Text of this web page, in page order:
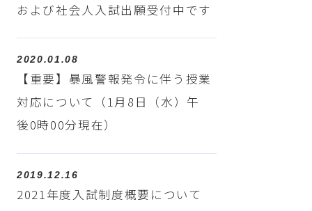
および社会人入試出願受付中です
2020.01.08
【重要】暴風警報発令に伴う授業
対応について（1月8日（水）午
後0時00分現在）
2019.12.16
2021年度入試制度概要について